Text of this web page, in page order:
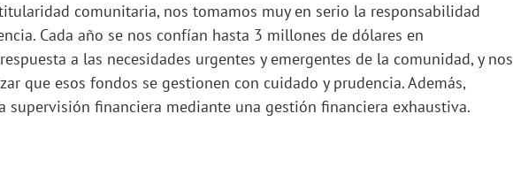
comunitaria, nos tomamos muy en serio la responsabilidad
Cada año se nos confían hasta 3 millones de dólares en
a las necesidades urgentes y emergentes de la comunidad, y nos
que esos fondos se gestionen con cuidado y prudencia. Además,
supervisión financiera mediante una gestión financiera exhaustiva.